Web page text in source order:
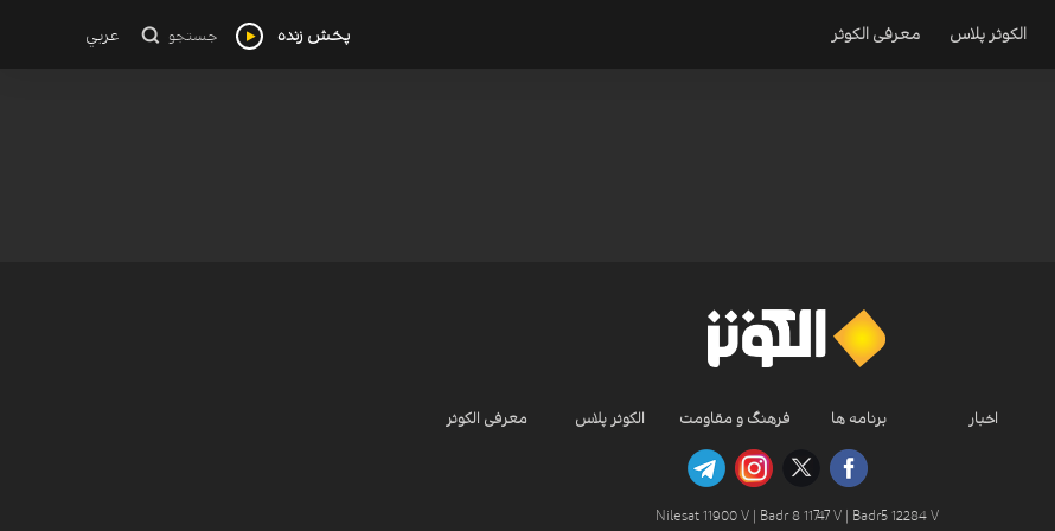
الکوثر پلاس معرفی الکوثر پخش زنده جستجو عربي
اخبار برنامه ها فرهنگ و مقاومت الکوثر پلاس معرفی الکوثر
Nilesat 11900 V | Badr 8 11747 V | Badr5 12284 V